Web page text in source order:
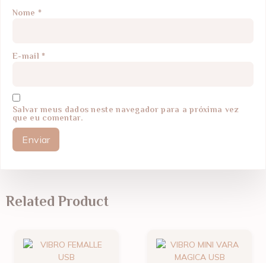
Nome *
E-mail*
Salvar meus dados neste navegador para a próxima vez
que eu comentar.
Related Product